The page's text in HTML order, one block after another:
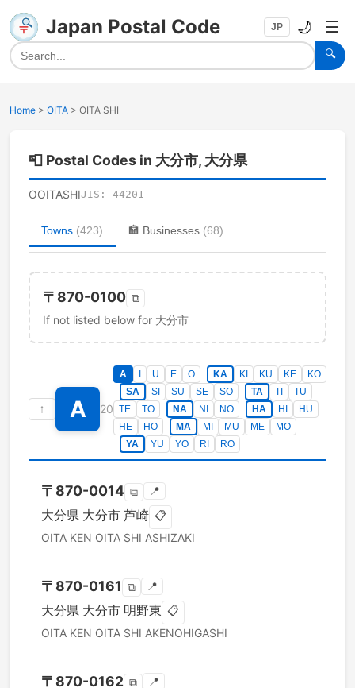
Japan Postal Code
🔍
JP 🌙 ☰
Home > OITA > OITA SHI
📮 Postal Codes in 大分市, 大分県
OOITASHIJIS: 44201
Towns (423) 🏣 Businesses (68)
〒 870-0100 ⧉
If not listed below for 大分市
↑ A 20
A U E O KA KI KU KE
KO
SA
SI SU SE SO TA TI
TU
TE
TO NA NI NO HA HI
HU
HE
HO MA MI MU ME
MO
YA
YU YO RI RO
〒 870-0014 ⧉ 📍
大分県 大分市 芦崎 📋
OITA KEN OITA SHI ASHIZAKI
〒 870-0161 ⧉ 📍
大分県 大分市 明野東 📋
OITA KEN OITA SHI AKENOHIGASHI
〒 870-0162 ⧉ 📍